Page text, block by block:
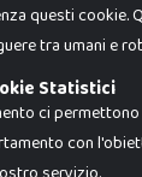
Srl. Ogni
questi cookie.
tra umani e
Statistici
ci
con